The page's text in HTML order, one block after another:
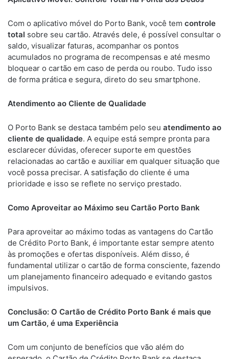
Com o aplicativo móvel do Porto Bank, você tem controle
total sobre seu cartão. Através dele, é possível consultar o
saldo, visualizar faturas, acompanhar os pontos
acumulados no programa de recompensas e até mesmo
bloquear o cartão em caso de perda ou roubo. Tudo isso
de forma prática e segura, direto do seu smartphone.
Atendimento ao Cliente de Qualidade
O Porto Bank se destaca também pelo seu atendimento ao
cliente de qualidade. A equipe está sempre pronta para
esclarecer dúvidas, oferecer suporte em questões
relacionadas ao cartão e auxiliar em qualquer situação que
você possa precisar. A satisfação do cliente é uma
prioridade e isso se reflete no serviço prestado.
Como Aproveitar ao Máximo seu Cartão Porto Bank
Para aproveitar ao máximo todas as vantagens do Cartão
de Crédito Porto Bank, é importante estar sempre atento
às promoções e ofertas disponíveis. Além disso, é
fundamental utilizar o cartão de forma consciente, fazendo
um planejamento financeiro adequado e evitando gastos
impulsivos.
Conclusão: O Cartão de Crédito Porto Bank é mais que
um Cartão, é uma Experiência
Com um conjunto de benefícios que vão além do